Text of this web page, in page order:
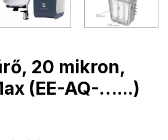
20 mikron,
(EE-AQ-…...)